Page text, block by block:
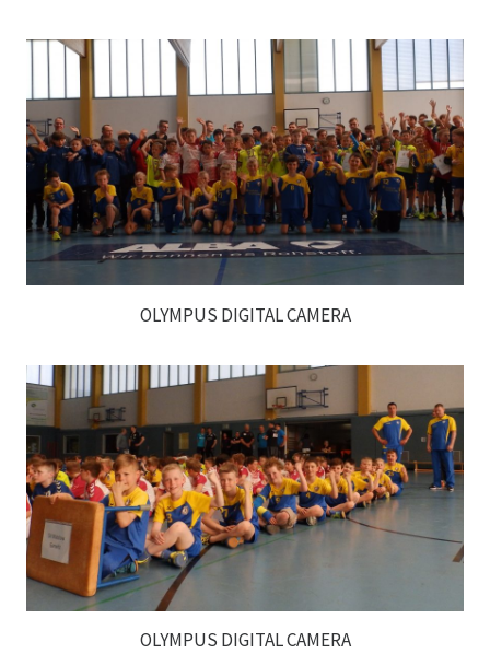
OLYMPUS DIGITAL CAMERA
OLYMPUS DIGITAL CAMERA